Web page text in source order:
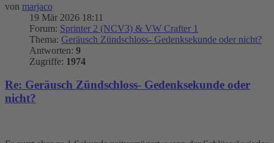
von marjaco
19 Mär 2026 18:11
Forum: Sprinter 2 (NCV3) & VW Crafter 1
Thema: Geräusch Zündschloss- Gedenksekunde oder nicht?
Antworten: 9
Zugriffe: 1974
Re: Geräusch Zündschloss- Gedenksekunde oder
nicht?